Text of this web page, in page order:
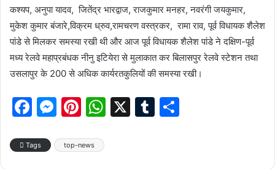
कश्यप, अनुपा यादव, जितेंद्र भारद्वाज, राजकुमार मनहर, नवरंगी जयकुमार,
मुकेश कुमार बंजारे,विक्रम ध्रुव,रामचरण वस्त्रकर, रामा राव, पूर्व विधायक शैलेश
पांडे से मिलकर समस्या रखी थी और आज पूर्व विधायक शैलेश पांडे ने दक्षिण-पूर्व
मध्य रेलवे महाप्रबंधक नीनु इटियेरा से मुलाकात कर बिलासपुर रेलवे स्टेशन तथा
उसलापुर के 200 से अधिक कार्यरतकुलियों की समस्या रखी।
F
c
M
s
Pi
er
W X
T
Tags top-news